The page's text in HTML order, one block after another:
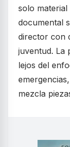
solo
documental
director con
juventud. La
lejos del
mezcla